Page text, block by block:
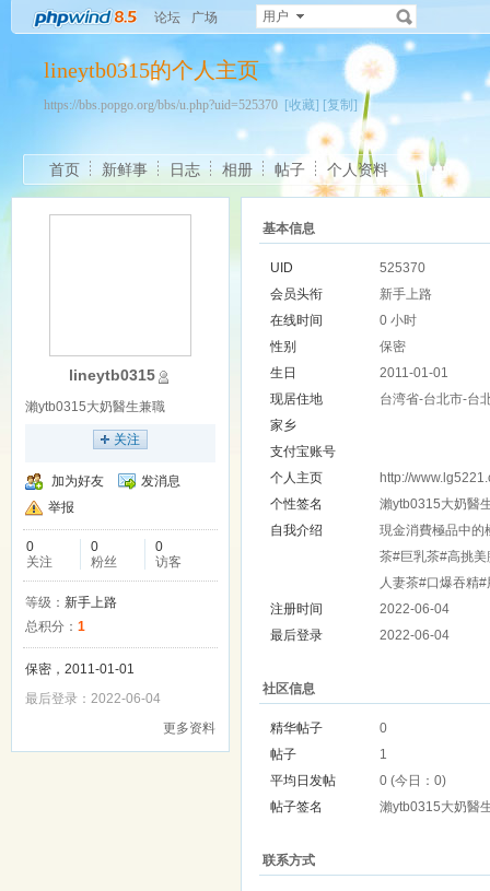
论坛 广场 用户
lineytb0315的个人主页
https://bbs.popgo.org/bbs/u.php?uid=525370 [收藏] [复制]
首页 新鲜事 日志 相册 帖子 个人资料
lineytb0315
瀨ytb0315大奶醫生兼職
关注
加为好友
发消息
举报
0
关注
0
粉丝
0
访客
等级： 新手上路
总积分： 1
保密，2011-01-01
最后登录：2022-06-04
更多资料
基本信息
UID
525370
会员头衔
新手上路
在线时间
0 小时
性别
保密
生日
2011-01-01
现居住地
台湾省-台北市-台
家乡
支付宝账号
个人主页
http://
个性签名
瀨ytb0315大奶醫
自我介绍
現金消費極品中的
茶#巨乳茶#高挑
人妻茶#口爆吞精
注册时间
2022-06-04
最后登录
2022-06-04
社区信息
精华帖子
0
帖子
1
平均日发帖
0 (今日：0)
帖子签名
瀨ytb0315大奶醫
联系方式